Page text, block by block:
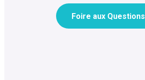
Foire aux Questions